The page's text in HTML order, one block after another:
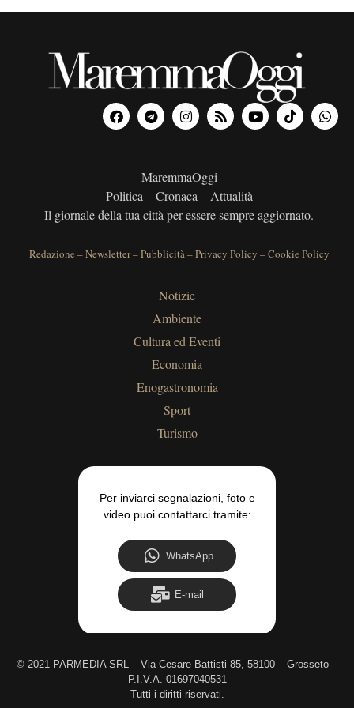
MaremmaOggi
Politica – Cronaca – Attualità
Il giornale della tua città per essere sempre aggiornato.
Redazione –Newsletter–Pubblicità–Privacy Policy –Cookie Policy
Notizie
Ambiente
Cultura ed Eventi
Economia
Enogastronomia
Sport
Turismo
Per inviarci segnalazioni, foto e
video puoi contattarci tramite:
WhatsApp
E-mail
© 2021 PARMEDIA SRL – Via Cesare Battisti 85, 58100 – Grosseto –
P.I.V.A. 01697040531
Tutti i diritti riservati.